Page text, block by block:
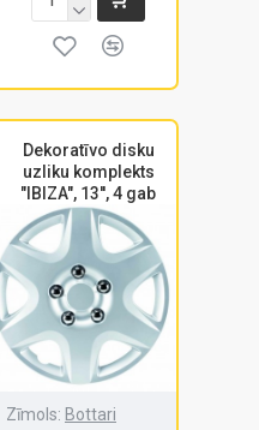
Dekoratīvo disku
uzliku komplekts
"IBIZA", 13'', 4 gab
Zīmols: Bottari